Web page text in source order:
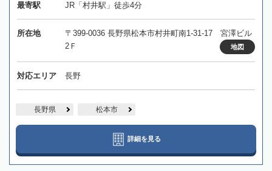
最寄駅 JR「村井駅」徒歩4分
所在地
〒399-0036 長野県松本市村井町南1-31-17 宮澤ビル
2Ｆ
地図
対応エリア 長野
長野県 松本市
詳細を見る